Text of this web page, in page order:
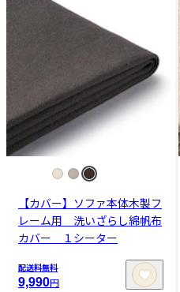
【カバー】ソファ本体木製フ
レーム用 洗いざらし綿帆布
カバー １シーター
配送料無料
9,990円